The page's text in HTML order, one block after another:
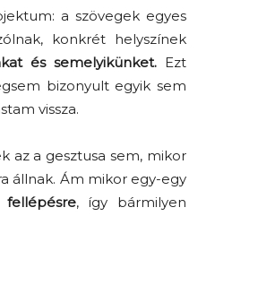
a szövegek egyes
konkrét helyszínek
és semelyikünket.Ezt
bizonyult egyik sem
vissza.
az a gesztusa sem, mikor
állnak. Ám mikor egy-egy
, így bármilyen